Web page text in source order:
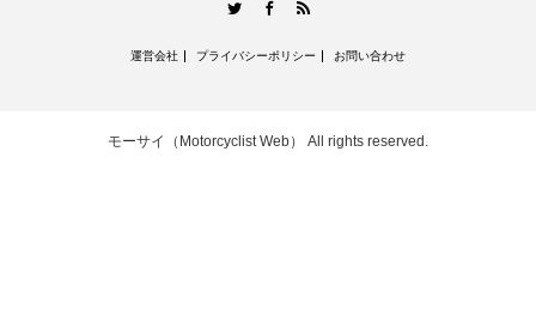
運営会社 プライバシーポリシー お問い合わせ
モーサイ（Motorcyclist Web） All rights reserved.